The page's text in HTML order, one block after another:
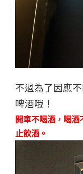
不過為了因應
啤酒哦！
開車不喝酒，喝酒
止飲酒。